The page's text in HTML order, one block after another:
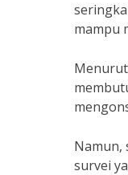
mampu
Namun,
survei